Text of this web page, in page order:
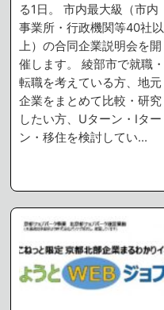
る1日。 市内最大級（市内
事業所・行政機関等40社以
上）の合同企業説明会を開
催します。 綾部市で就職・
転職を考えている方、地元
企業をまとめて比較・研究
したい方、Uターン・Iター
ン・移住を検討してい…